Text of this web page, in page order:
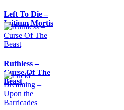
Left To Die –
Initium Mortis
Ruthless –
Curse Of The
Beast